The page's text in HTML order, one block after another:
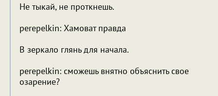
Не тыкай, не проткнешь.
perepelkin: Хамоват правда
В зеркало глянь для начала.
perepelkin: сможешь внятно объяснить свое
озарение?